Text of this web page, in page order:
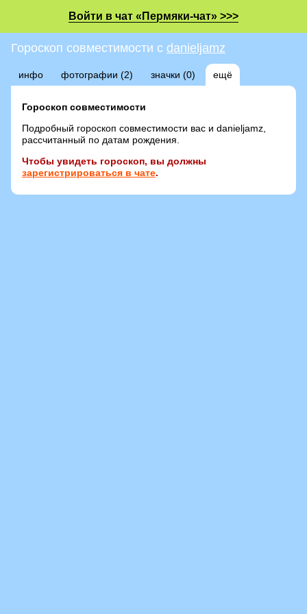
Войти в чат «Пермяки-чат» >>>
Гороскоп совместимости с danieljamz
инфо фотографии (2) значки (0) ещё
Гороскоп совместимости
Подробный гороскоп совместимости вас и danieljamz,
рассчитанный по датам рождения.
Чтобы увидеть гороскоп, вы должны
зарегистрироваться в чате.